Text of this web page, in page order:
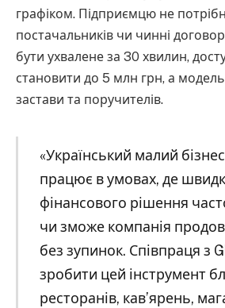
графіком. Підприємцю не
постачальників чи чинні
бути ухвалене за 30 хвилин,
становити до 5 млн грн, а
застави та поручителів.
«Український малий
працює в умовах, де
фінансового рішення
чи зможе компанія
без зупинок. Співпраця з
зробити цей інструмент
ресторанів, кав’ярень,